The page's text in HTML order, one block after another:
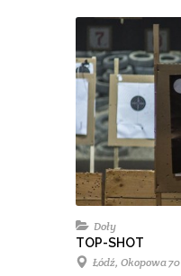
Doły
TOP-SHOT
Łódź, Okopowa 70